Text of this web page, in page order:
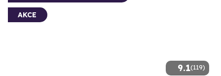
9.1(119)
AKCE